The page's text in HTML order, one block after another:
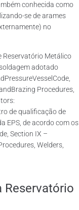
conhecida como
se de arames
no
Reservatório Metálico
adotado
Procedures,
de qualificação de
EPS, de acordo com os
Section IX –
Welders,
Reservatório